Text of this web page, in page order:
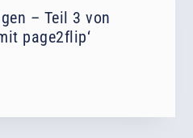
– Teil 3 von
page2flip‘